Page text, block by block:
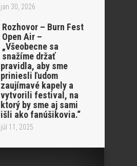
jan 30, 2026
Rozhovor – Burn Fest
Open Air –
„Všeobecne sa
snažíme držať
pravidla, aby sme
priniesli ľudom
zaujímavé kapely a
vytvorili festival, na
ktorý by sme aj sami
išli ako fanúšikovia.“
júl 11, 2025